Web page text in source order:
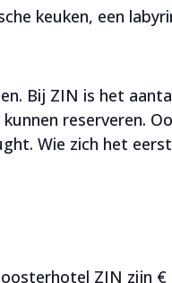
keuken, een
Bij ZIN is het
reserveren.
Wie zich het
ZIN zijn €